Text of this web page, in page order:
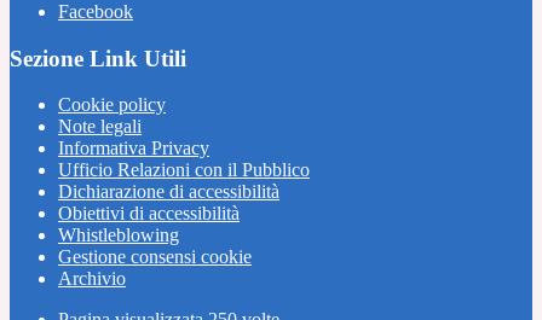
Facebook
Sezione Link Utili
Cookie policy
Note legali
Informativa Privacy
Ufficio Relazioni con il Pubblico
Dichiarazione di accessibilità
Obiettivi di accessibilità
Whistleblowing
Gestione consensi cookie
Archivio